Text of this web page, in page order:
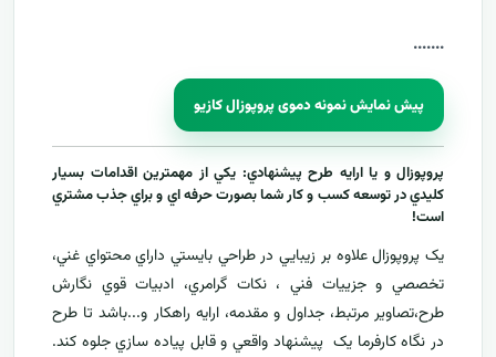
...
....
پیش نمایش نمونه دموی پروپوزال کازیو
پروپوزال و يا ارايه طرح پيشنهادي: يکي از مهمترين اقدامات بسيار
کليدي در توسعه کسب و کار شما بصورت حرفه اي و براي جذب مشتري
است!
يک پروپوزال علاوه بر زيبايي در طراحي بايستي داراي محتواي غني،
تخصصي و جزييات فني ، نکات گرامري، ادبيات قوي نگارش
طرح،تصاوير مرتبط، جداول و مقدمه، ارایه راهکار و...باشد تا طرح
در نگاه کارفرما يک پيشنهاد واقعي و قابل پياده سازي جلوه کند.